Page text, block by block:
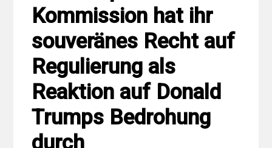
Kommission hat ihr
souveränes Recht auf
Regulierung als
Reaktion auf Donald
Trumps Bedrohung
durch